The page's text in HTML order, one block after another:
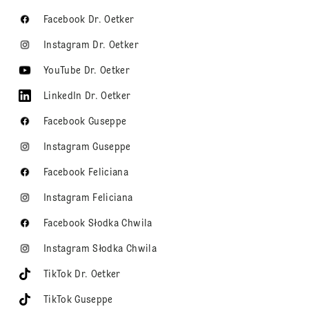
Facebook Dr. Oetker
Instagram Dr. Oetker
YouTube Dr. Oetker
LinkedIn Dr. Oetker
Facebook Guseppe
Instagram Guseppe
Facebook Feliciana
Instagram Feliciana
Facebook Słodka Chwila
Instagram Słodka Chwila
TikTok Dr. Oetker
TikTok Guseppe